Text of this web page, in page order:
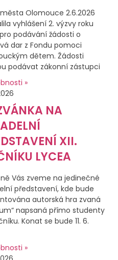
Olomouce 2.6.2026
vyhlášení 2. výzvy roku
podávání žádosti o
dar z Fondu pomoci
dětem. Žádosti
podávat zákonní zástupci
»
NA
XII.
LYCEA
Vás zveme na jedinečné
představení, kde bude
autorská hra zvaná
napsaná přímo studenty
Konat se bude 11. 6.
»